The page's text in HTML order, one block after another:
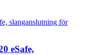
eSafe,